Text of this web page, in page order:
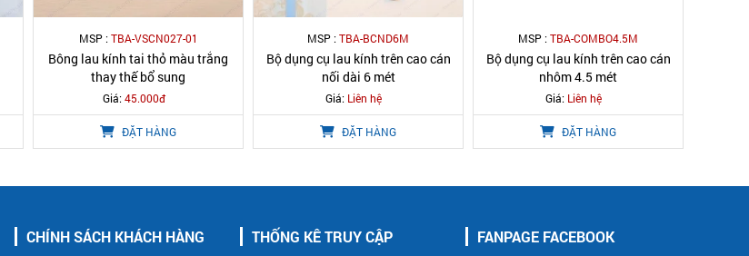
MSP :TBA-VSCN027-01
Bông lau kính tai thỏ màu trắng
thay thế bổ sung
Giá:45.000đ
ĐẶT HÀNG
MSP :TBA-BCND6M
Bộ dụng cụ lau kính trên cao cán
nối dài 6 mét
Giá: Liên hệ
ĐẶT HÀNG
MSP :TBA-COMBO4.5M
Bộ dụng cụ lau kính trên cao cán
nhôm 4.5 mét
Giá: Liên hệ
ĐẶT HÀNG
CHÍNH SÁCH KHÁCH HÀNG THỐNG KÊ TRUY CẬP FANPAGE FACEBOOK